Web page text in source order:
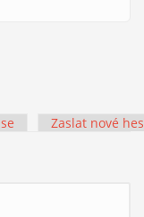
Zaslat nové